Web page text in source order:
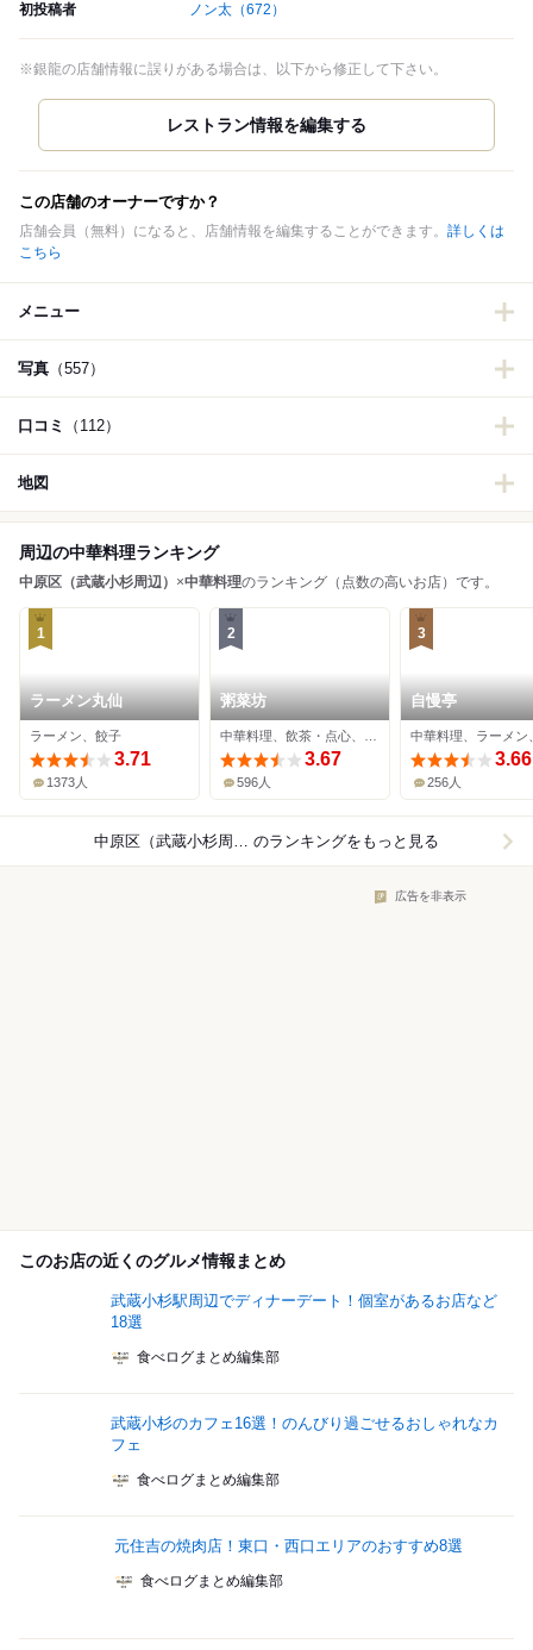
初投稿者 ノン太 （672）
※銀龍の店舗情報に誤りがある場合は、以下から修正して下さい。
この店舗のオーナーですか？
店舗会員（無料）になると、店舗情報を編集することができます。 詳しくは
こちら
メニュー
写真 （557）
口コミ （112）
地図
周辺の中華料理ランキング
中原区（武蔵小杉周辺） ×中華料理のランキング（点数の高いお店）です。
1
ラーメン丸仙
ラーメン、餃子
3.71
1373人
2
粥菜坊
3.67
596人
3
自慢亭
中華料理、ラーメン
3.66
256人
中原区（武蔵小杉周辺）×中華料理 のランキングをもっと見る
広告を非表示
このお店の近くのグルメ情報まとめ
武蔵小杉駅周辺でディナーデート！個室があるお店など
18選
食べログまとめ編集部
武蔵小杉のカフェ16選！のんびり過ごせるおしゃれなカ
フェ
食べログまとめ編集部
元住吉の焼肉店！東口・西口エリアのおすすめ8選
食べログまとめ編集部